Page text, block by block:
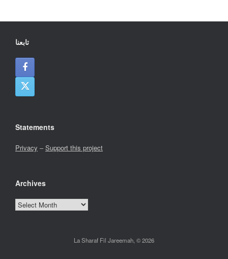
تابعنا
Statements
Privacy –Support this project
Archives
Archives
La Sharaf Fil Jareemah, © 2026